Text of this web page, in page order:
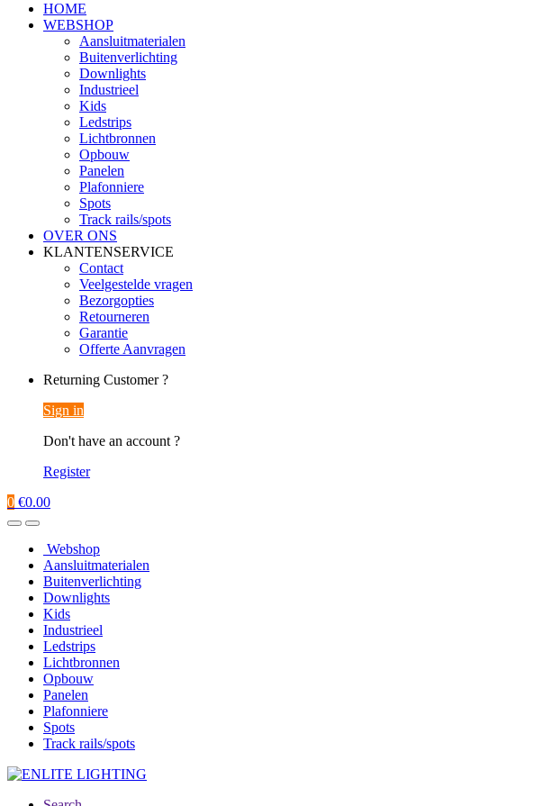
HOME
WEBSHOP
Aansluitmaterialen
Buitenverlichting
Downlights
Industrieel
Kids
Ledstrips
Lichtbronnen
Opbouw
Panelen
Plafonniere
Spots
Track rails/spots
OVER ONS
KLANTENSERVICE
Contact
Veelgestelde vragen
Bezorgopties
Retourneren
Garantie
Offerte Aanvragen
Returning Customer ?
Sign in
Don't have an account ?
Register
0 €0.00
Webshop
Aansluitmaterialen
Buitenverlichting
Downlights
Kids
Industrieel
Ledstrips
Lichtbronnen
Opbouw
Panelen
Plafonniere
Spots
Track rails/spots